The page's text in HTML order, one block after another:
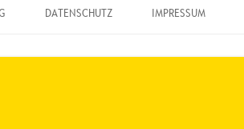
DATENSCHUTZ IMPRESSUM